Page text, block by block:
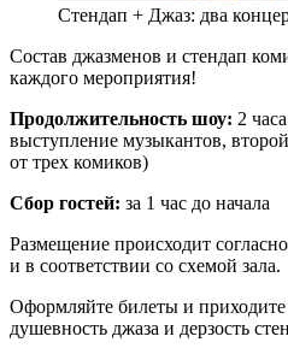
Стендап + Джаз: два
Состав джазменов и стендап
каждого мероприятия!
Продолжительность шоу: 2
выступление музыкантов,
от трех комиков)
Сбор гостей: за 1 час до начала
Размещение происходит
и в соответствии со схемой зала.
Оформляйте билеты и приходите
душевность джаза и дерзость